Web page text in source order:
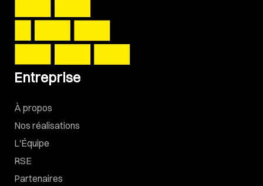
Entreprise
À propos
Nos réalisations
L'Équipe
RSE
Partenaires